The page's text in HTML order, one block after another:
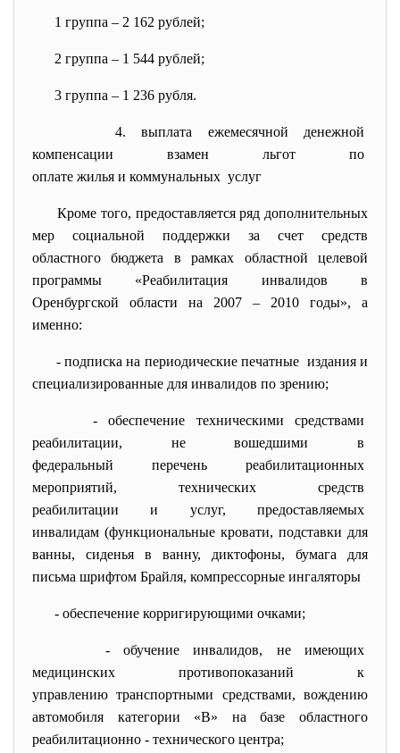
1 группа – 2 162 рублей;
2 группа – 1 544 рублей;
3 группа – 1 236 рубля.
4. выплата ежемесячной денежной
компенсации взамен льгот по
оплате жилья и коммунальных услуг
Кроме того, предоставляется ряд дополнительных
мер социальной поддержки за счет средств
областного бюджета в рамках областной целевой
программы «Реабилитация инвалидов в
Оренбургской области на 2007 – 2010 годы», а
именно:
- подписка на периодическиепечатные издания и
специализированные для инвалидов по зрению;
- обеспечение техническими средствами
реабилитации, не вошедшими в
федеральный перечень реабилитационных
мероприятий, технических средств
реабилитации и услуг, предоставляемых
инвалидам (функциональные кровати, подставки для
ванны, сиденья в ванну, диктофоны, бумага для
письма шрифтом Брайля, компрессорные ингаляторы
- обеспечение корригирующими очками;
- обучение инвалидов, неимеющих
медицинских противопоказаний к
управлению транспортными средствами, вождению
автомобиля категории «В» на базе областного
реабилитационно - технического центра;